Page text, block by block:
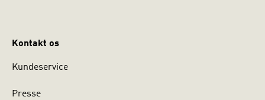
Kontakt os
Kundeservice
Presse